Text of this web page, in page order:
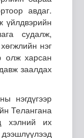
авдаг.
үйлдвэрийн
судалж,
нэг
олж харсан
заалдах
нэгдүгээр
Телангана
хэлний их